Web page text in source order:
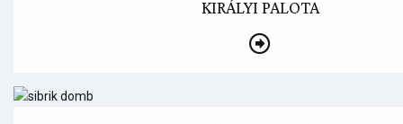
KIRÁLYI PALOTA